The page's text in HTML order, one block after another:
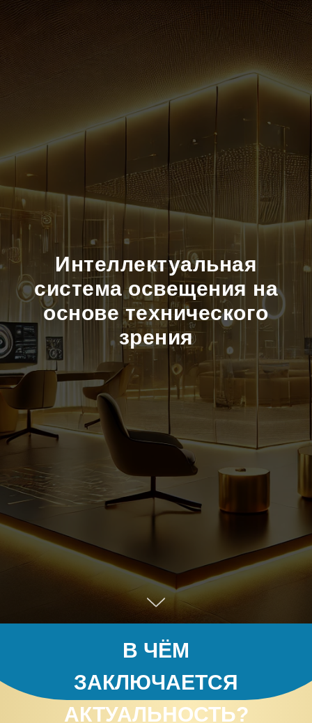
Интеллектуальная
система освещения на
основе технического
зрения
В ЧЁМ
ЗАКЛЮЧАЕТСЯ
АКТУАЛЬНОСТЬ?